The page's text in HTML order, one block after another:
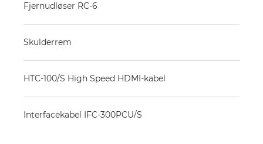
Fjernudløser RC-6
Skulderrem
HTC-100/S High Speed HDMI-kabel
Interfacekabel IFC-300PCU/S